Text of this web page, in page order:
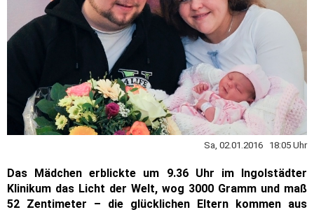
Sa, 02.01.2016 18:05 Uhr
Das Mädchen erblickte um 9.36 Uhr im Ingolstädter
Klinikum das Licht der Welt, wog 3000 Gramm und maß
52 Zentimeter – die glücklichen Eltern kommen aus